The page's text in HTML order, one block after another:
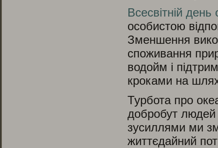
Всесвітній день
особистою
Зменшення
споживання
водойм і
кроками на
Турбота про
добробут людей
зусиллями ми
життєдайний